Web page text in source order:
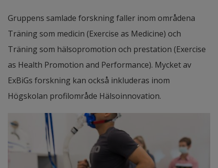
Gruppens samlade forskning faller inom områdena
Träning som medicin (Exercise as Medicine) och
Träning som hälsopromotion och prestation (Exercise
as Health Promotion and Performance). Mycket av
ExBiGs forskning kan också inkluderas inom
Högskolan profilområde Hälsoinnovation.